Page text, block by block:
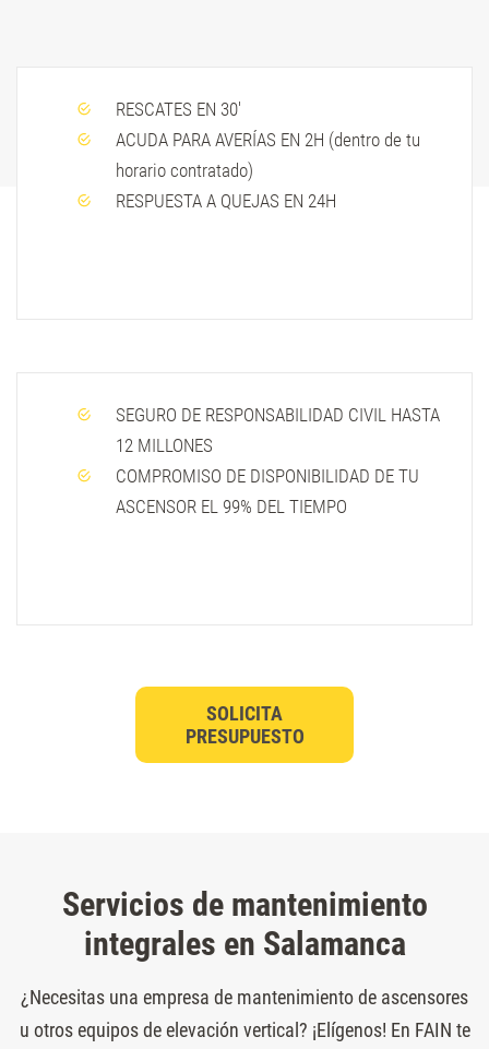
RESCATES EN 30'
ACUDA PARA AVERÍAS EN 2H (dentro de tu
horario contratado)
RESPUESTA A QUEJAS EN 24H
SEGURO DE RESPONSABILIDAD CIVIL HASTA
12 MILLONES
COMPROMISO DE DISPONIBILIDAD DE TU
ASCENSOR EL 99% DEL TIEMPO
SOLICITA
PRESUPUESTO
Servicios de mantenimiento
integrales en Salamanca
¿Necesitas una empresa de mantenimiento de ascensores
u otros equipos de elevación vertical? ¡Elígenos! En FAIN te